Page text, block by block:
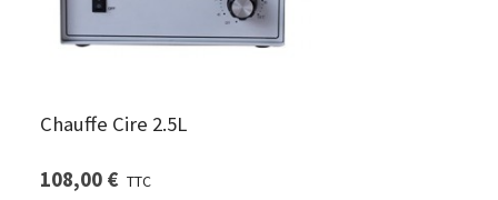
Chauffe Cire 2.5L
108,00 € TTC